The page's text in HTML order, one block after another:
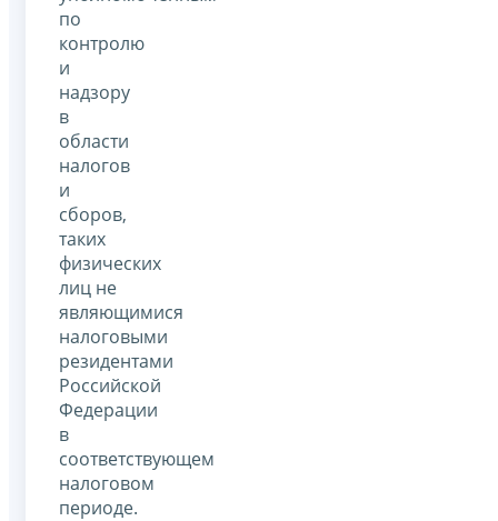
по
контролю
и
надзору
в
области
налогов
и
сборов,
таких
физических
лиц не
являющимися
налоговыми
резидентами
Российской
Федерации
в
соответствующем
налоговом
периоде.